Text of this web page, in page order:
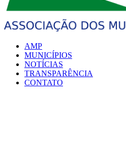
AMP
MUNICÍPIOS
NOTÍCIAS
TRANSPARÊNCIA
CONTATO